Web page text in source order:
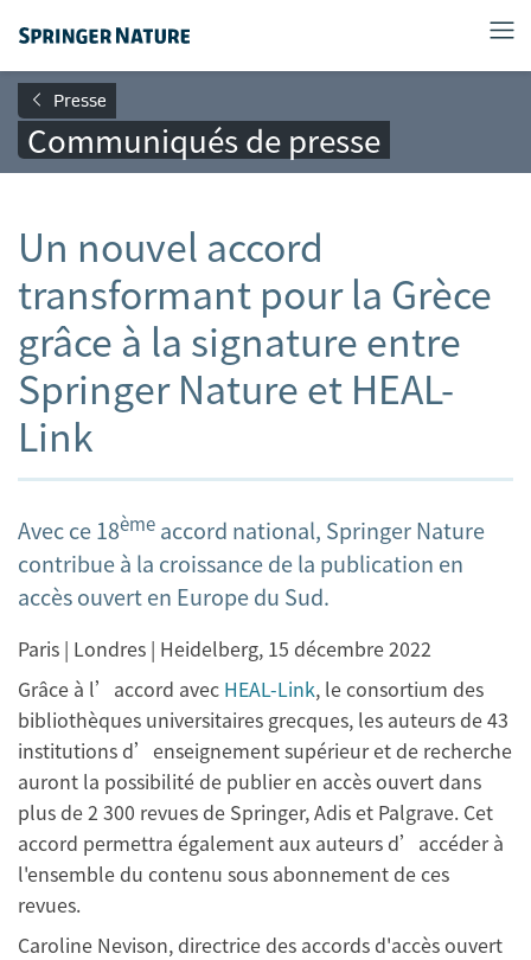
Presse
Communiqués de presse
Un nouvel accord
transformant pour la Grèce
grâce à la signature entre
Springer Nature et HEAL-
Link
Avec ce 18ème accord national, Springer Nature
contribue à la croissance de la publication en
accès ouvert en Europe du Sud.
Paris | Londres | Heidelberg, 15 décembre 2022
Grâce à l’accord avec HEAL-Link, le consortium des
bibliothèques universitaires grecques, les auteurs de 43
institutions d’enseignement supérieur et de recherche
auront la possibilité de publier en accès ouvert dans
plus de 2 300 revues de Springer, Adis et Palgrave. Cet
accord permettra également aux auteurs d’accéder à
l'ensemble du contenu sous abonnement de ces
revues.
Caroline Nevison, directrice des accords d'accès ouvert